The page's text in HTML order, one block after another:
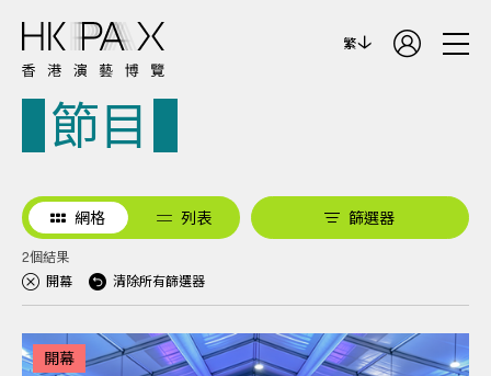
繁
節目
網格 列表 篩選器
2個結果
開幕
清除所有篩選器
開幕